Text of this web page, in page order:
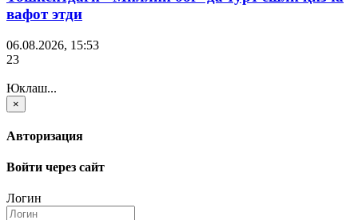
вафот этди
06.08.2026, 15:53
23
Юклаш...
×
Авторизация
Войти через сайт
Логин